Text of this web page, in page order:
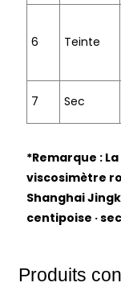
6 Teinte
7 Sec
*Remarque :
viscosimètre
Shanghai
centipoise ·
Produits